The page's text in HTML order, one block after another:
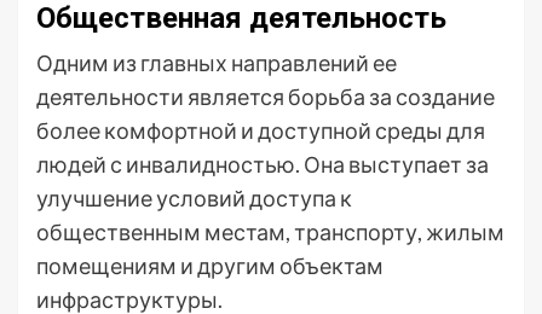
Общественная деятельность
Одним из главных направлений ее
деятельности является борьба за создание
более комфортной и доступной среды для
людей с инвалидностью. Она выступает за
улучшение условий доступа к
общественным местам, транспорту, жилым
помещениям и другим объектам
инфраструктуры.